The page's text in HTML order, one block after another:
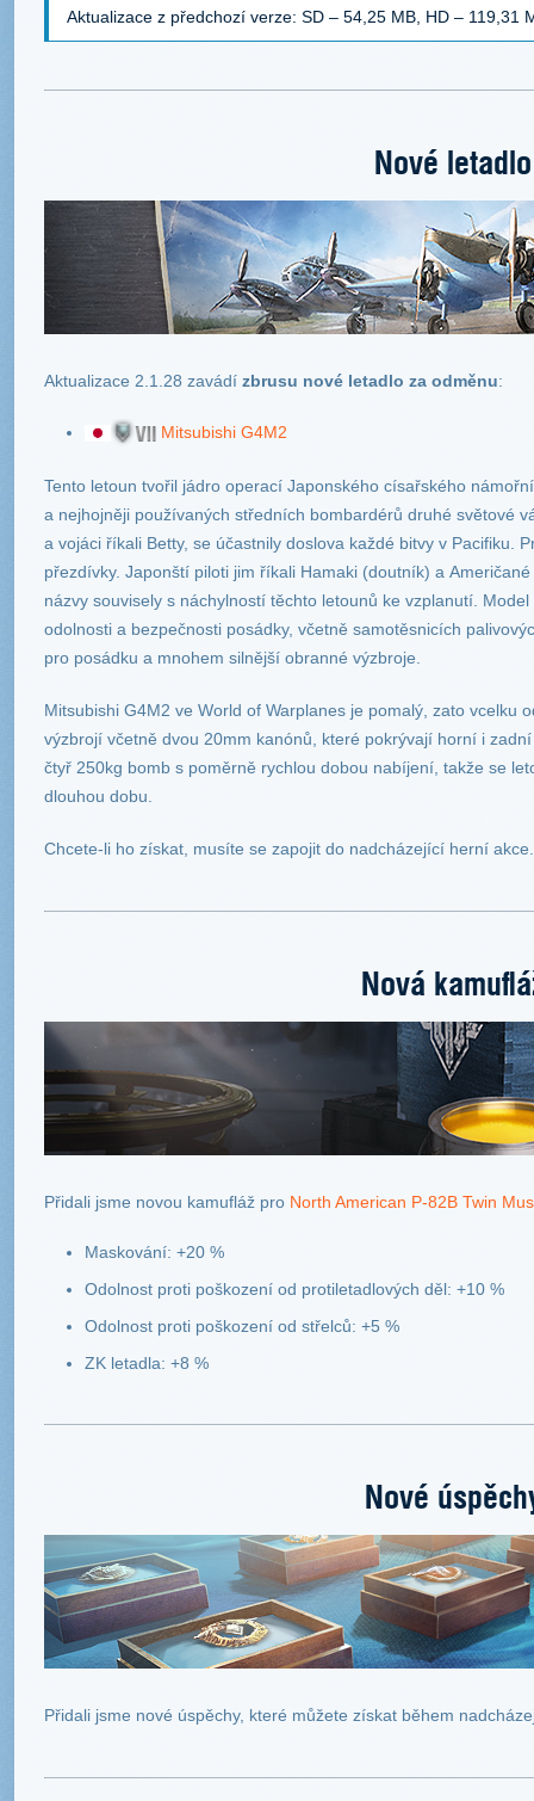
Aktualizace z předchozí verze: SD – 54,25 MB, HD – 119,31
Nové letadlo
Aktualizace 2.1.28 zavádí zbrusu nové letadlo za odměnu:
Mitsubishi G4M2
Tento letoun tvořil jádro operací Japonského císařského
a nejhojněji používaných středních bombardérů druhé světové
a vojáci říkali Betty, se účastnily doslova každé bitvy v Pacifiku.
přezdívky. Japonští piloti jim říkali Hamaki (doutník) a
názvy souvisely s náchylností těchto letounů ke vzplanutí.
odolnosti a bezpečnosti posádky, včetně samotěsnicích
pro posádku a mnohem silnější obranné výzbroje.
Mitsubishi G4M2 ve World of Warplanes je pomalý, zato vcelku
výzbrojí včetně dvou 20mm kanónů, které pokrývají horní i
čtyř 250kg bomb s poměrně rychlou dobou nabíjení, takže se
dlouhou dobu.
Chcete-li ho získat, musíte se zapojit do nadcházející herní akce.
Nová
Přidali jsme novou kamufláž pro North American P-82B Twin
Maskování: +20 %
Odolnost proti poškození od protiletadlových děl: +10 %
Odolnost proti poškození od střelců: +5 %
ZK letadla: +8 %
Nové
Přidali jsme nové úspěchy, které můžete získat během